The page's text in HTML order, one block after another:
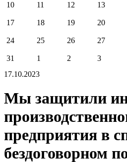
10 11 12 13
17 18 19 20
24 25 26 27
31 1 2 3
17.10.2023
Мы защитили
предприятия в
бездоговорном